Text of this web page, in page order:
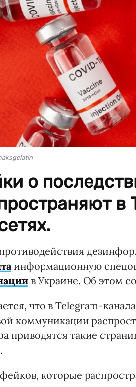
о
в
​​информационную
в Украине. Об этом
что в Telegram-
коммуникации
приводятся такие
которые